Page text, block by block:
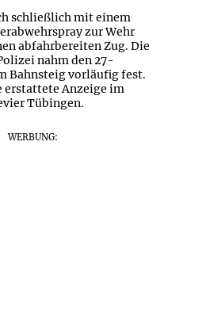
schließlich mit einem
zur Wehr
abfahrbereiten Zug. Die
nahm den 27-
Bahnsteig vorläufig fest.
erstattete Anzeige im
Tübingen.
WERBUNG: